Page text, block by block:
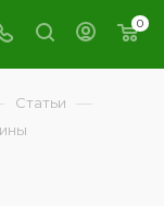
0
Статьи —